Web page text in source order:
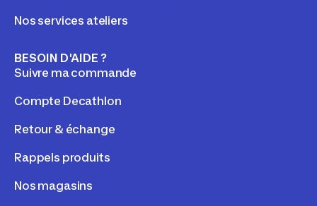
Nos services ateliers
BESOIN D'AIDE ?
Suivre ma commande
Compte Decathlon
Retour & échange
Rappels produits
Nos magasins